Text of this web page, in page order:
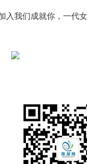
我们成就你，一代女